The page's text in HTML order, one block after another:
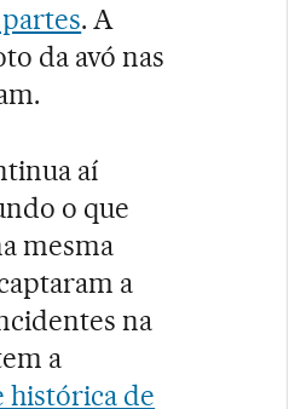
. A
da avó nas
aí
o que
mesma
a
na
a
histórica de